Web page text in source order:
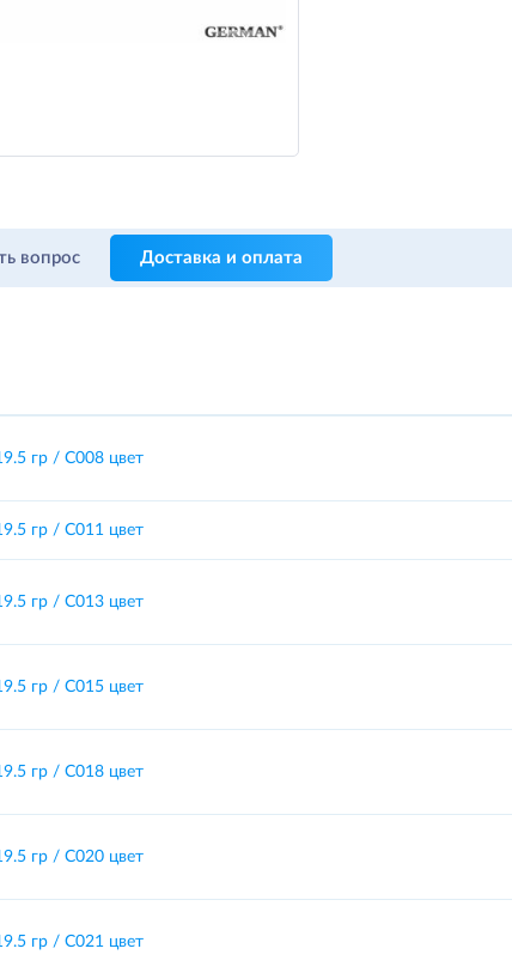
вопрос Доставка и оплата
гр / C008 цвет
гр / C011 цвет
гр / C013 цвет
гр / C015 цвет
гр / C018 цвет
гр / C020 цвет
гр / C021 цвет